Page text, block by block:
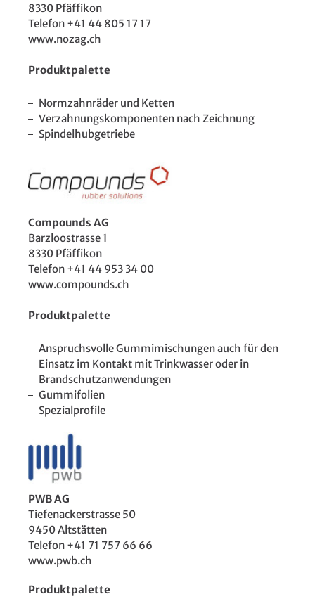
8330 Pfäffikon
Telefon +41 44 805 17 17
www.nozag.ch
Produktpalette
Normzahnräder und Ketten
Verzahnungskomponenten nach Zeichnung
Spindelhubgetriebe
Compounds AG
Barzloostrasse 1
8330 Pfäffikon
Telefon +41 44 953 34 00
www.compounds.ch
Produktpalette
Anspruchsvolle Gummimischungen auch für den
Einsatz im Kontakt mit Trinkwasser oder in
Brandschutzanwendungen
Gummifolien
Spezialprofile
PWB AG
Tiefenackerstrasse 50
9450 Altstätten
Telefon +41 71 757 66 66
www.pwb.ch
Produktpalette